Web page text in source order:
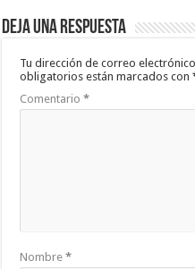
Deja una respuesta
Tu dirección de correo
obligatorios están marcados con
Comentario*
Nombre*